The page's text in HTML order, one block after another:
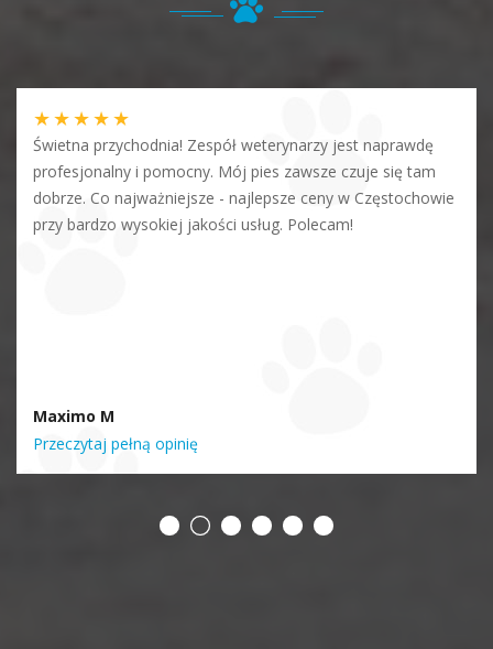
★★★★★
Świetna przychodnia! Zespół weterynarzy jest naprawdę
profesjonalny i pomocny. Mój pies zawsze czuje się tam
dobrze. Co najważniejsze - najlepsze ceny w Częstochowie
przy bardzo wysokiej jakości usług. Polecam!
Maximo M
Przeczytaj pełną opinię